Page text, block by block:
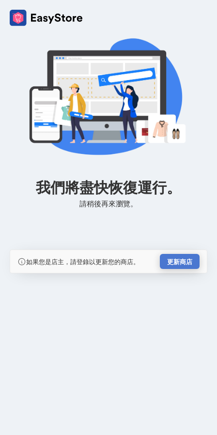
我們將盡快恢復運行。
請稍後再來瀏覽。
如果您是店主，請登錄以更新您的商店。 更新商店